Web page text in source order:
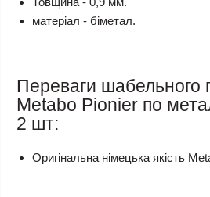
матеріал - біметал.
Переваги шабельного
Metabo Pionier по
2 шт:
Оригінальна німецька якість